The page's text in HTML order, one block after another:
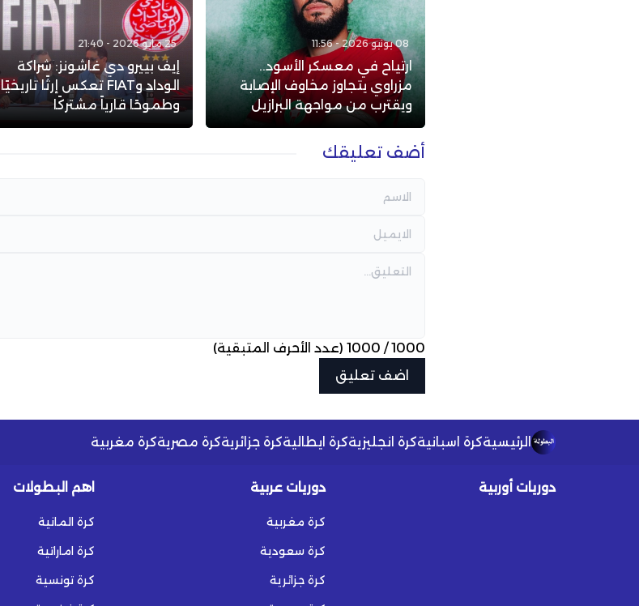
08 يونيو 2026 - 11:56
ارتياح في معسكر الأسود..
مزراوي يتجاوز مخاوف الإصابة
ويقترب من مواجهة البرازيل
25 مايو 2026 - 21:40
إيف بييرو دي غاشونز: شراكة
الوداد وFIAT تعكس إرثًا تاريخيًا
وطموحًا قارياً مشتركًا
أضف تعليقك
1000
/
1000 (عدد الأحرف المتبقية)
الرئيسيةكرة اسبانيةكرة انجليزيةكرة ايطاليةكرة جزائريةكرة مصريةكرة مغربية
دوريات أوربية دوريات عربية
كرة مغربية
كرة سعودية
كرة جزائرية
اهم البطولات
كرة المانية
كرة اماراتية
كرة تونسية